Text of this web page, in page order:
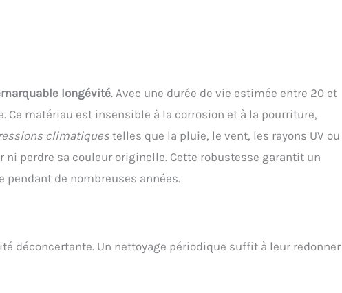
longévité. Avec une durée de vie estimée entre 20 et
matériau est insensible à la corrosion et à la pourriture,
climatiques telles que la pluie, le vent, les rayons UV ou
ni perdre sa couleur originelle. Cette robustesse garantit un
de nombreuses années.
déconcertante. Un nettoyage périodique suffit à leur redonner